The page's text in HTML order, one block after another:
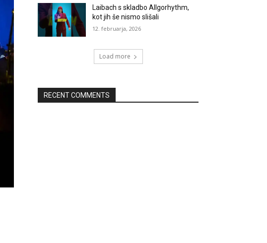
Laibach s skladbo Allgorhythm,
kot jih še nismo slišali
12. februarja, 2026
Load more
RECENT COMMENTS